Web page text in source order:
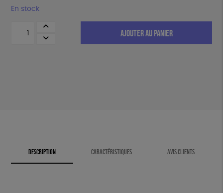
En stock
AJOUTER AU PANIER
DESCRIPTION CARACTÉRISTIQUES AVIS CLIENTS